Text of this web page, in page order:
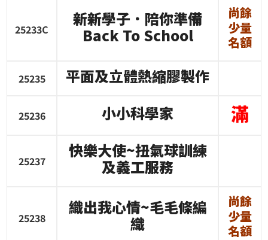
25233C
新新學子．陪你準備
Back To School
尚餘
少量
名額
25235 平面及立體熱縮膠製作
25236 小小科學家 滿
25237
快樂大使~扭氣球訓練
及義工服務
25238
織出我心情~毛毛條編
織
尚餘
少量
名額